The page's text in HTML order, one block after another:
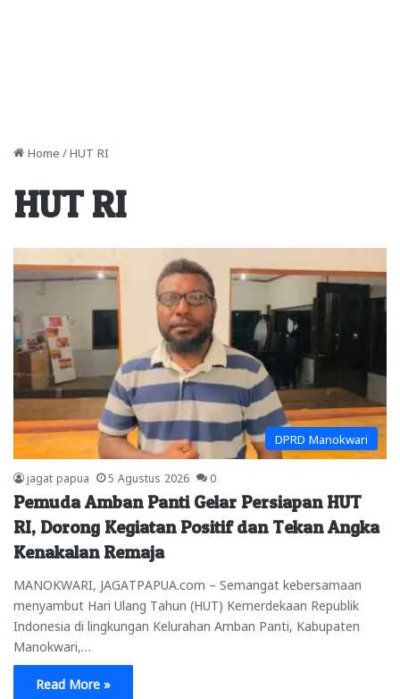
Home / HUT RI
HUT RI
DPRD Manokwari
jagat papua 5 Agustus 2026 0
Pemuda Amban Panti Gelar Persiapan HUT
RI, Dorong Kegiatan Positif dan Tekan Angka
Kenakalan Remaja
MANOKWARI, JAGATPAPUA.com – Semangat kebersamaan
menyambut Hari Ulang Tahun (HUT) Kemerdekaan Republik
Indonesia di lingkungan Kelurahan Amban Panti, Kabupaten
Manokwari,…
Read More »